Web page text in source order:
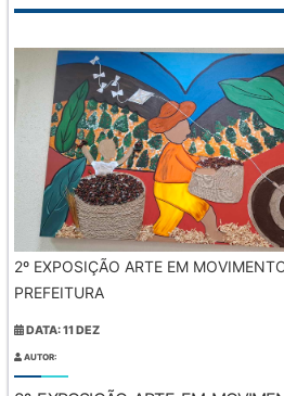
2º EXPOSIÇÃO ARTE EM
PREFEITURA
DATA: 11 DEZ
AUTOR: